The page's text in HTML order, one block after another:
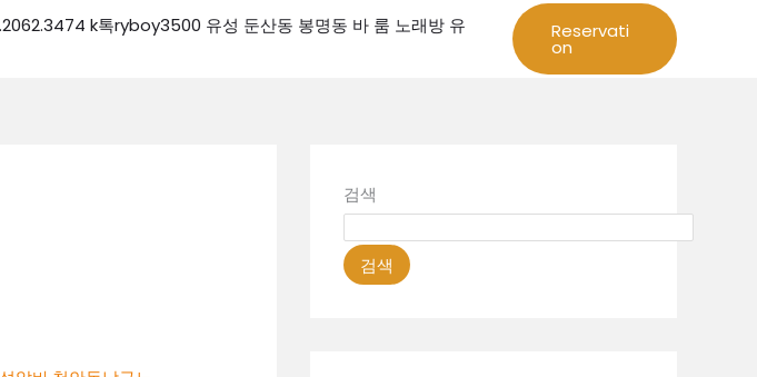
k톡ryboy3500 유성 둔산동 봉명동 바 룸 노래방 유
Reservati
on
검색
검색